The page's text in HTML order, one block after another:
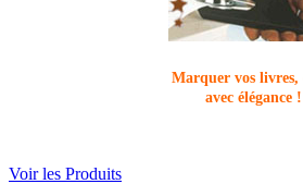
Marquer vos livres,
avec élégance !
Voir les Produits